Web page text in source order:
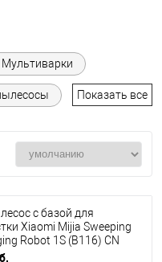
Мультиварки
Показать все
с базой для
Xiaomi Mijia Sweeping
Robot 1S (B116) CN